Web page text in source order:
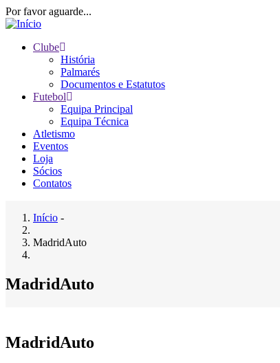
Passar
para
conteúdo
Por favor aguarde...
navigation
Clube
História
Palmarés
Documentos e Estatutos
Futebol
Equipa Principal
Equipa Técnica
Atletismo
Eventos
Loja
Sócios
Contatos
Navegação
estrutural
Início -
MadridAuto
MadridAuto
MadridAuto